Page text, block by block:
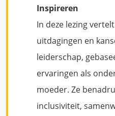
Inspireren
In deze lezing
uitdagingen en
leiderschap,
ervaringen als
moeder. Ze
inclusiviteit,